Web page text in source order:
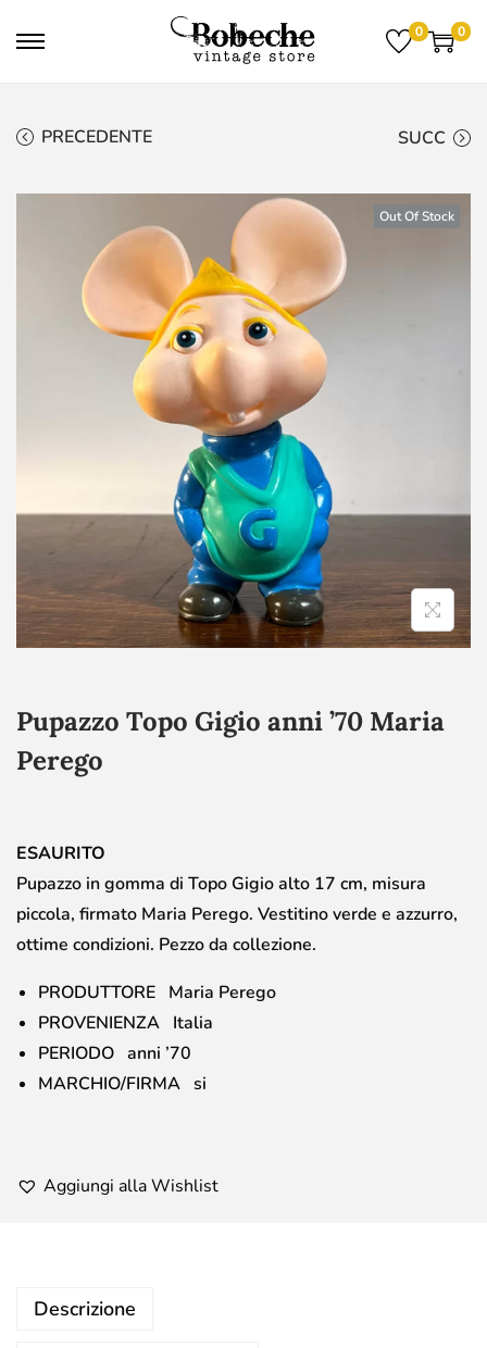
0 0
PRECEDENTE SUCC
Out Of Stock
Pupazzo Topo Gigio anni ’70 Maria
Perego
ESAURITO
Pupazzo in gomma di Topo Gigio alto 17 cm, misura
piccola, firmato Maria Perego. Vestitino verde e azzurro,
ottime condizioni. Pezzo da collezione.
PRODUTTORE Maria Perego
PROVENIENZA Italia
PERIODO anni ’70
MARCHIO/FIRMA si
Aggiungi alla Wishlist
Descrizione